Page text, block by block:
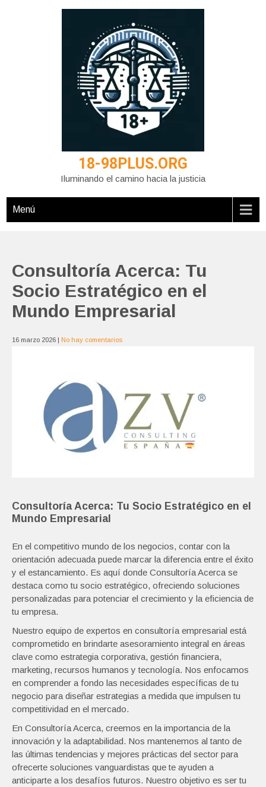
18-98PLUS.ORG
Iluminando el camino hacia la justicia
Menú
Consultoría Acerca: Tu
Socio Estratégico en el
Mundo Empresarial
16 marzo 2026 | No hay comentarios
Consultoría Acerca: Tu Socio Estratégico en el
Mundo Empresarial
En el competitivo mundo de los negocios, contar con la
orientación adecuada puede marcar la diferencia entre el éxito
y el estancamiento. Es aquí donde Consultoría Acerca se
destaca como tu socio estratégico, ofreciendo soluciones
personalizadas para potenciar el crecimiento y la eficiencia de
tu empresa.
Nuestro equipo de expertos en consultoría empresarial está
comprometido en brindarte asesoramiento integral en áreas
clave como estrategia corporativa, gestión financiera,
marketing, recursos humanos y tecnología. Nos enfocamos
en comprender a fondo las necesidades específicas de tu
negocio para diseñar estrategias a medida que impulsen tu
competitividad en el mercado.
En Consultoría Acerca, creemos en la importancia de la
innovación y la adaptabilidad. Nos mantenemos al tanto de
las últimas tendencias y mejores prácticas del sector para
ofrecerte soluciones vanguardistas que te ayuden a
anticiparte a los desafíos futuros. Nuestro objetivo es ser tu